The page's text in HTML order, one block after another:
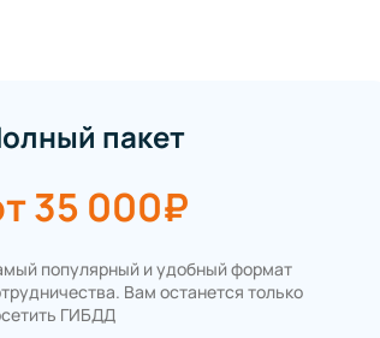
пакет
35 000₽
популярный и удобный формат
Вам останется только
ГИБДД